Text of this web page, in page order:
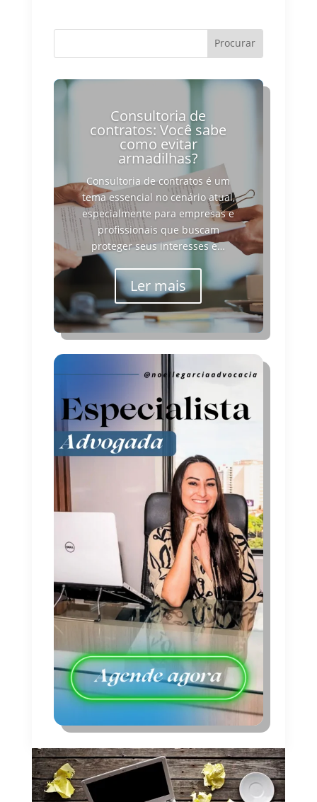
Consultoria de
contratos: Você sabe
como evitar
armadilhas?
Consultoria de contratos é um
tema essencial no cenário atual,
especialmente para empresas e
profissionais que buscam
proteger seus interesses e…
Ler mais